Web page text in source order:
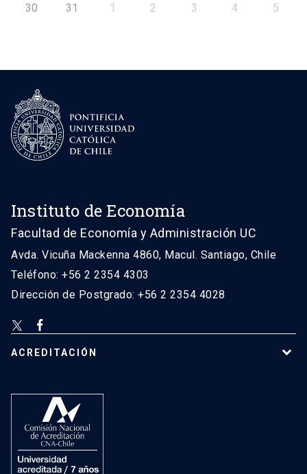
30 31 1 2 3 4 5
Instituto de Economía
Facultad de Economía y Administración UC
Avda. Vicuña Mackenna 4860, Macul. Santiago, Chile
Teléfono: +56 2 2354 4303
Dirección de Postgrado: +56 2 2354 4028
ACREDITACIÓN